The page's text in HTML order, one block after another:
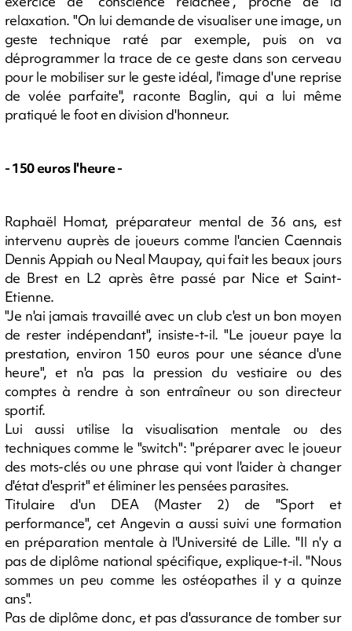
relaxation. "On lui demande de visualiser une image, un
geste technique raté par exemple, puis on va
déprogrammer la trace de ce geste dans son cerveau
pour le mobiliser sur le geste idéal, l'image d'une reprise
de volée parfaite", raconte Baglin, qui a lui même
pratiqué le foot en division d'honneur.
- 150 euros l'heure -
Raphaël Homat, préparateur mental de 36 ans, est
intervenu auprès de joueurs comme l'ancien Caennais
Dennis Appiah ou Neal Maupay, qui fait les beaux jours
de Brest en L2 après être passé par Nice et Saint-
Etienne.
"Je n'ai jamais travaillé avec un club c'est un bon moyen
de rester indépendant", insiste-t-il. "Le joueur paye la
prestation, environ 150 euros pour une séance d'une
heure", et n'a pas la pression du vestiaire ou des
comptes à rendre à son entraîneur ou son directeur
sportif.
Lui aussi utilise la visualisation mentale ou des
techniques comme le "switch": "préparer avec le joueur
des mots-clés ou une phrase qui vont l'aider à changer
d'état d'esprit" et éliminer les pensées parasites.
Titulaire d'un DEA (Master 2) de "Sport et
performance", cet Angevin a aussi suivi une formation
en préparation mentale à l'Université de Lille. "Il n'y a
pas de diplôme national spécifique, explique-t-il. "Nous
sommes un peu comme les ostéopathes il y a quinze
ans".
Pas de diplôme donc, et pas d'assurance de tomber sur